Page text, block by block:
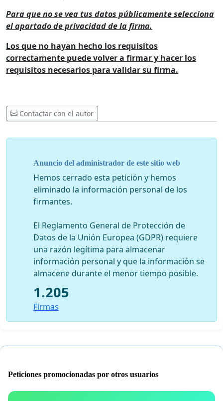
Para que no se vea tus datos públicamente selecciona
el apartado de privacidad de la firma.
Los que no hayan hecho los requisitos
correctamente puede volver a firmar y hacer los
requisitos necesarios para validar su firma.
Contactar con el autor
Anuncio del administrador de este sitio web
Hemos cerrado esta petición y hemos
eliminado la información personal de los
firmantes.
El Reglamento General de Protección de
Datos de la Unión Europea (GDPR) requiere
una razón legítima para almacenar
información personal y que la información se
almacene durante el menor tiempo posible.
1.205
Firmas
Peticiones promocionadas por otros usuarios